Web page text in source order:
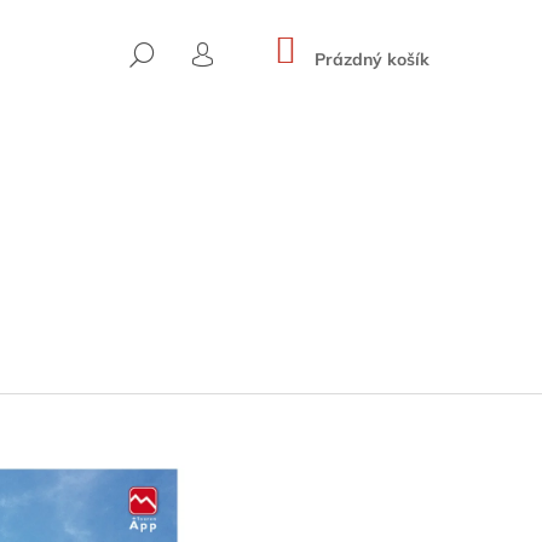
HLEDAT
PŘIHLÁŠENÍ
NÁKUPNÍ
KOŠÍK
Prázdný košík
ROUTES